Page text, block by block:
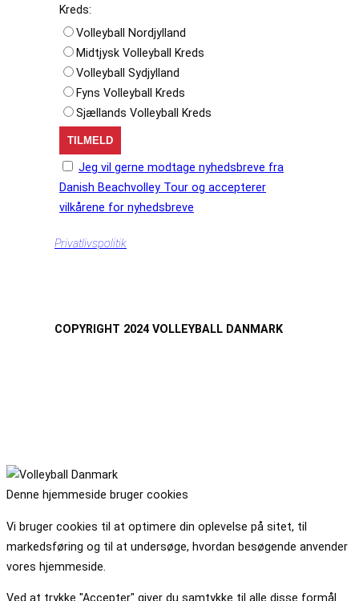
Kreds:
Volleyball Nordjylland
Midtjysk Volleyball Kreds
Volleyball Sydjylland
Fyns Volleyball Kreds
Sjællands Volleyball Kreds
Jeg vil gerne modtage nyhedsbreve fra
Danish Beachvolley Tour og accepterer
vilkårene for nyhedsbreve
Privatlivspolitik
COPYRIGHT 2024 VOLLEYBALL DANMARK
Denne hjemmeside bruger cookies
Vi bruger cookies til at optimere din oplevelse på sitet, til
markedsføring og til at undersøge, hvordan besøgende anvender
vores hjemmeside.
Ved at trykke "Accepter" giver du samtykke til alle disse formål.